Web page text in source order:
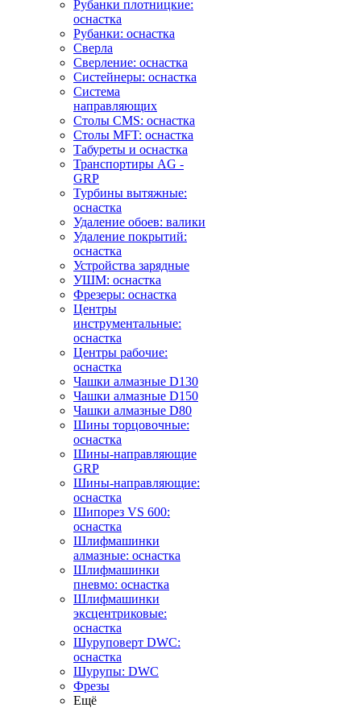
Рубанки плотницкие:
оснастка
Рубанки: оснастка
Сверла
Сверление: оснастка
Систейнеры: оснастка
Система
направляющих
Столы CMS: оснастка
Столы MFT: оснастка
Табуреты и оснастка
Транспортиры AG -
GRP
Турбины вытяжные:
оснастка
Удаление обоев: валики
Удаление покрытий:
оснастка
Устройства зарядные
УШМ: оснастка
Фрезеры: оснастка
Центры
инструментальные:
оснастка
Центры рабочие:
оснастка
Чашки алмазные D130
Чашки алмазные D150
Чашки алмазные D80
Шины торцовочные:
оснастка
Шины-направляющие
GRP
Шины-направляющие:
оснастка
Шипорез VS 600:
оснастка
Шлифмашинки
алмазные: оснастка
Шлифмашинки
пневмо: оснастка
Шлифмашинки
эксцентриковые:
оснастка
Шуруповерт DWC:
оснастка
Шурупы: DWC
Фрезы
Ещё